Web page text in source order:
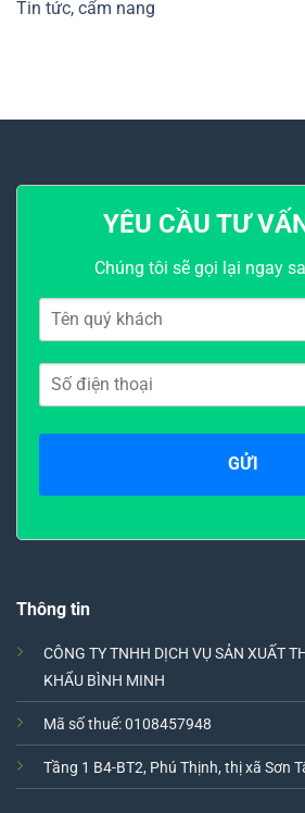
Tin tức, cẩm nang
YÊU CẦU TƯ
Chúng tôi sẽ gọi lại ngay
Thông tin
CÔNG TY TNHH DỊCH VỤ SẢN XUẤT
KHẨU BÌNH MINH
Mã số thuế: 0108457948
Tầng 1 B4-BT2, Phú Thịnh, thị xã Sơn